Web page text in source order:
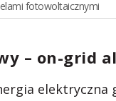
fotowoltaicznymi
– on-grid